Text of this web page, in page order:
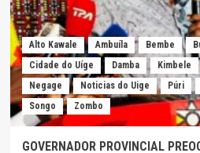
R
UÍGE
ESTREIA-
SE
COM
GENGIBRE
Alto Kawale Ambuíla Bembe
Cidade do Uíge
Damba Kimbele
Negage
Noticias do Uige Púri
Songo
Zombo
GOVERNADOR PROVINCIAL